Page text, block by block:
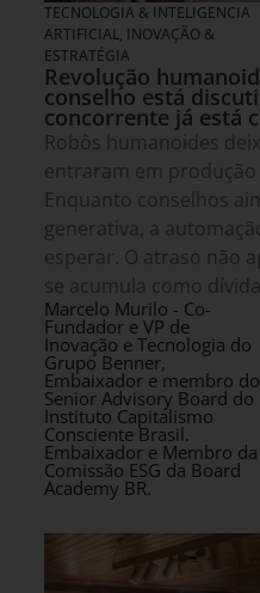
TECNOLOGIA & INTELIGENCIA
ARTIFICIAL, INOVAÇÃO &
ESTRATÉGIA
Revolução
conselho está
concorrente já está
Robôs humanoides
entraram em produção
Enquanto conselhos
generativa, a
esperar. O atraso não
se acumula como
Marcelo Murilo - Co-
Fundador e VP de
Inovação e Tecnologia do
Grupo Benner,
Embaixador e membro do
Senior Advisory Board do
Instituto Capitalismo
Consciente Brasil.
Embaixador e Membro da
Comissão ESG da Board
Academy BR.